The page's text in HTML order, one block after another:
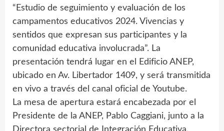
“Estudio de seguimiento y evaluación de los
campamentos educativos 2024. Vivencias y
sentidos que expresan sus participantes y la
comunidad educativa involucrada”. La
presentación tendrá lugar en el Edificio ANEP,
ubicado en Av. Libertador 1409, y será transmitida
en vivo a través del canal oficial de Youtube.
La mesa de apertura estará encabezada por el
Presidente de la ANEP, Pablo Caggiani, junto a la